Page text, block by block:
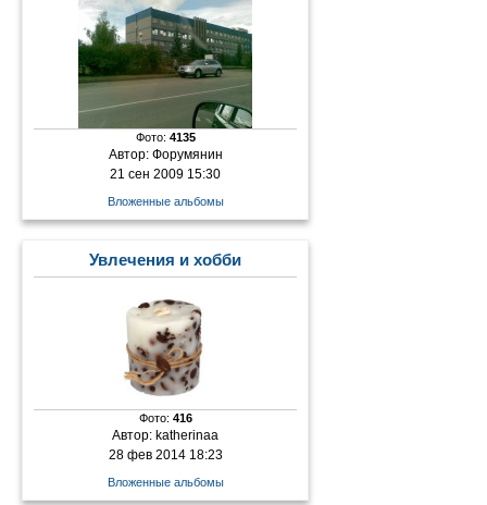
Фото: 4135
Автор: Форумянин
21 сен 2009 15:30
Вложенные альбомы
Увлечения и хобби
Фото: 416
Автор: katherinaa
28 фев 2014 18:23
Вложенные альбомы